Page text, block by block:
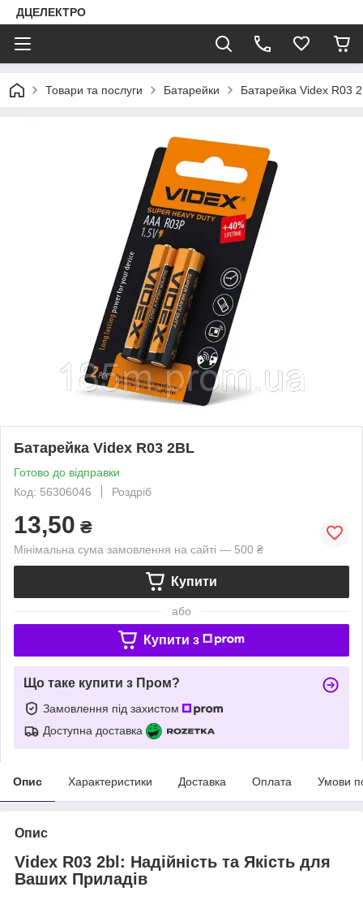
ДЦЕЛЕКТРО
Товари та послуги Батарейки Батарейка Videx R03
Батарейка Videx R03 2BL
Готово до відправки
Код: 56306046
Роздріб
13,50 ₴
Мінімальна сума замовлення на сайті — 500 ₴
Купити
або
Купити з
Що таке купити з Пром?
Замовлення під захистом
Доступна доставка
Опис Характеристики Доставка Оплата Умови
Опис
Videx R03 2bl: Надійність та Якість для
Ваших Приладів